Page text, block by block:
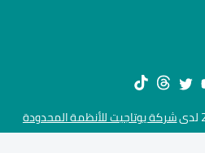
شركة يوتاجيت للأنظمة المحدودة